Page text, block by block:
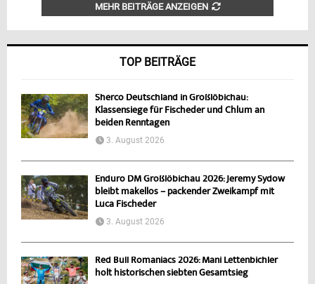
MEHR BEITRÄGE ANZEIGEN
TOP BEITRÄGE
Sherco Deutschland in Großlöbichau:
Klassensiege für Fischeder und Chlum an
beiden Renntagen
3. August 2026
Enduro DM Großlöbichau 2026: Jeremy Sydow
bleibt makellos – packender Zweikampf mit
Luca Fischeder
3. August 2026
Red Bull Romaniacs 2026: Mani Lettenbichler
holt historischen siebten Gesamtsieg